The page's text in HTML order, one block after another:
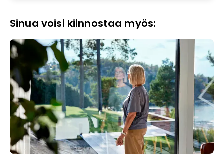
Sinua voisi kiinnostaa myös: